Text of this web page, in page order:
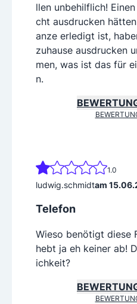
llen unbehilflich!
cht ausdrucken
anze erledigt ist,
zuhause ausdrucken
men, was ist das für
n.
1.0
ludwig.schmidtam
Telefon
Wieso benötigt diese
hebt ja eh keiner ab!
ichkeit?